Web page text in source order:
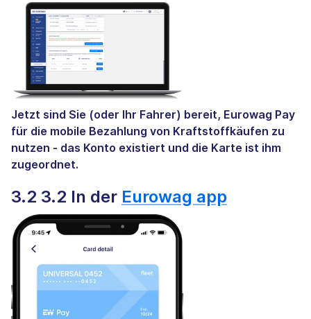
Jetzt sind Sie (oder Ihr Fahrer) bereit, Eurowag Pay
für die mobile Bezahlung von Kraftstoffkäufen zu
nutzen - das Konto existiert und die Karte ist ihm
zugeordnet.
3.2 3.2 In der Eurowag app